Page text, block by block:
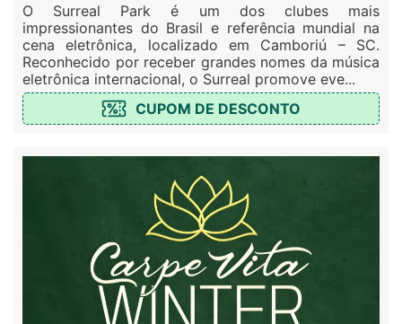
O Surreal Park é um dos clubes mais
impressionantes do Brasil e referência mundial na
cena eletrônica, localizado em Camboriú – SC.
Reconhecido por receber grandes nomes da música
eletrônica internacional, o Surreal promove eve...
CUPOM DE DESCONTO